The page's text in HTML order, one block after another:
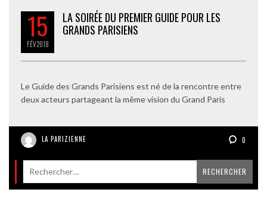
15
FÉV2018
LA SOIRÉE DU PREMIER GUIDE POUR LES
GRANDS PARISIENS
Le Guide des Grands Parisiens est né de la rencontre entre
deux acteurs partageant la même vision du Grand Paris
LA PARIZIENNE 0